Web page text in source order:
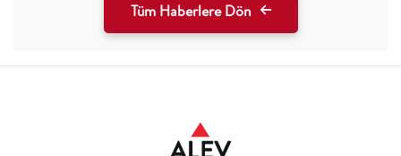
Tüm Haberlere Dön